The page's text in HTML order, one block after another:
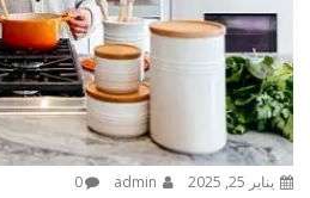
يناير 25, 2025 0